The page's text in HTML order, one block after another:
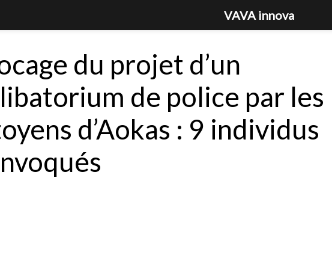
du projet d’un
de police par les
d’Aokas : 9 individus
VAVA innova